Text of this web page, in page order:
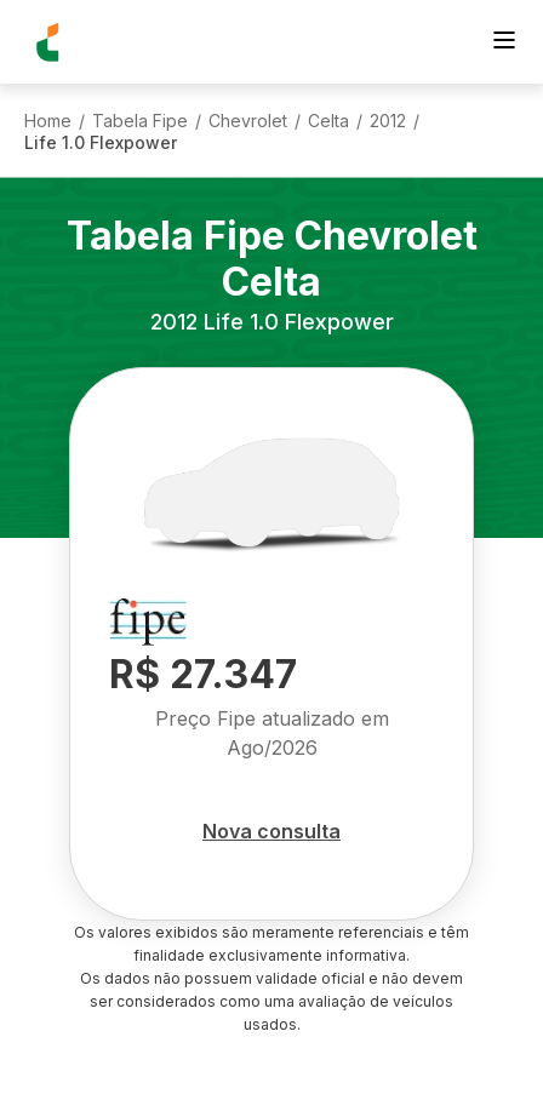
Home / Tabela Fipe / Chevrolet / Celta / 2012 /
Life 1.0 Flexpower
Tabela Fipe Chevrolet
Celta
2012 Life 1.0 Flexpower
R$ 27.347
Preço Fipe atualizado em
Ago/2026
Nova consulta
Os valores exibidos são meramente referenciais e têm
finalidade exclusivamente informativa.
Os dados não possuem validade oficial e não devem
ser considerados como uma avaliação de veículos
usados.